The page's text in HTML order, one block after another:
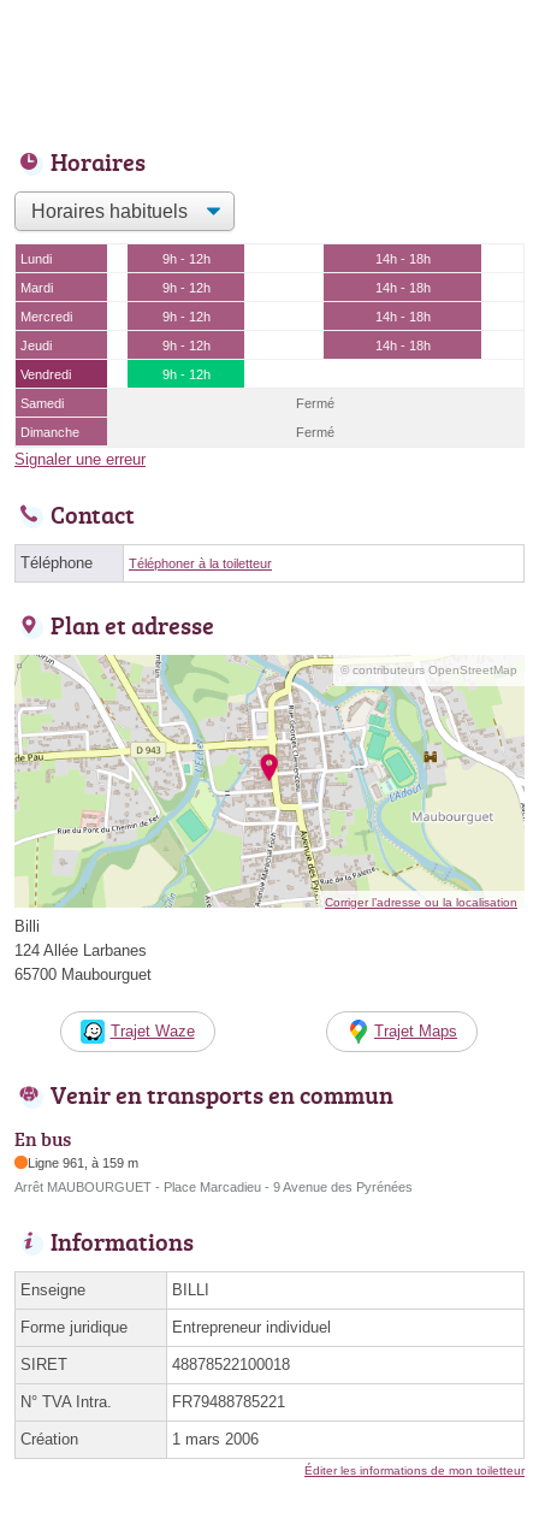
Horaires
Lundi 9h - 12h
14h - 18h
Mardi
9h - 12h
14h - 18h
Mercredi
9h - 12h
14h - 18h
Jeudi
9h - 12h
14h - 18h
Vendredi
9h - 12h
Samedi
Fermé
Dimanche
Fermé
Signaler une erreur
Contact
Téléphone Téléphoner à la toiletteur
Plan et adresse
© contributeurs OpenStreetMap
Corriger l’adresse ou la localisation
Billi
124 Allée Larbanes
65700 Maubourguet
Trajet Waze Trajet Maps
Venir en transports en commun
En bus
Ligne 961, à 159 m
Arrêt MAUBOURGUET - Place Marcadieu - 9 Avenue des Pyrénées
Informations
Enseigne BILLI
Forme juridique Entrepreneur individuel
SIRET 48878522100018
N° TVA Intra. FR79488785221
Création 1 mars 2006
Éditer les informations de mon toiletteur